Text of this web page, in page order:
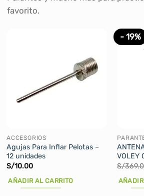
favorito.
ACCESORIOS
Agujas Para Inflar Pelotas –
12 unidades
S/10.00
AÑADIR AL CARRITO
- 19%
VOLEY
S/